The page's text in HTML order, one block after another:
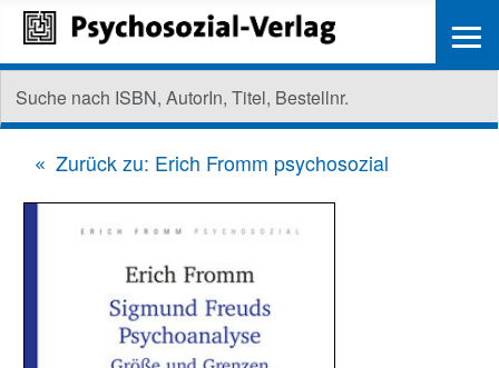
Zurück zu: Erich Fromm psychosozial
≡